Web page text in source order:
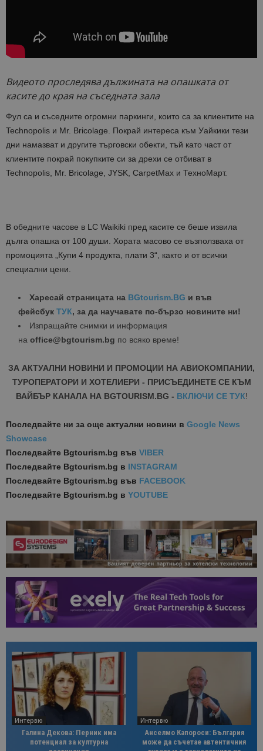
Видеото проследява дължината на опашката от
касите до края на съседната зала
Фул са и съседните огромни паркинги, които са за клиентите на
Technopolis и Mr. Bricolage. Покрай интереса към Уайкики тези
дни намазват и другите търговски обекти, тъй като част от
клиентите покрай покупките си за дрехи се отбиват в
Technopolis, Mr. Bricolage, JYSK, CarpetMax и ТехноМарт.
В обедните часове в LC Waikiki пред касите се беше извила
дълга опашка от 100 души. Хората масово се възползваха от
промоцията „Купи 4 продукта, плати 3“, както и от всички
специални цени.
Харесай страницата на BGtourism.BG и във
фейсбук ТУК, за да научавате по-бързо новините ни!
Изпращайте снимки и информация
на office@bgtourism.bg по всяко време!
ЗА АКТУАЛНИ НОВИНИ И ПРОМОЦИИ НА АВИОКОМПАНИИ,
ТУРОПЕРАТОРИ И ХОТЕЛИЕРИ - ПРИСЪЕДИНЕТЕ СЕ КЪМ
ВАЙБЪР КАНАЛА НА BGTOURISM.BG - ВКЛЮЧИ СЕ ТУК!
Последвайте ни за още актуални новини в Google News
Showcase
Последвайте Bgtourism.bg във VIBER
Последвайте Bgtourism.bg в INSTAGRAM
Последвайте Bgtourism.bg във FACEBOOK
Последвайте Bgtourism.bg в YOUTUBE
Интервю
Галина Декова: Перник има
потенциал за културна
Интервю
Анселмо Капороси: България
може да съчетае автентичния